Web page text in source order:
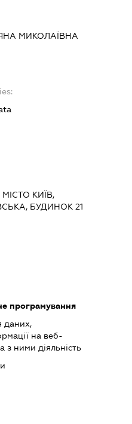
МИКОЛАЇВНА
КИЇВ,
БУДИНОК 21
програмування
даних,
на веб-
з ними діяльність